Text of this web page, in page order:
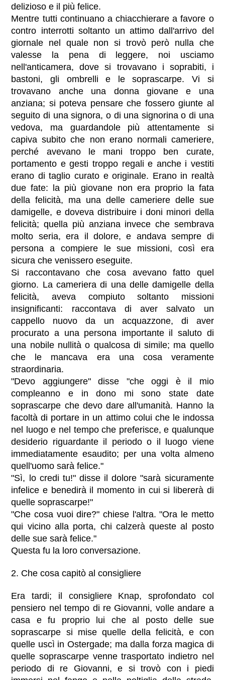
delizioso e il più felice.
Mentre tutti continuano a chiacchierare a favore o
contro interrotti soltanto un attimo dall'arrivo del
giornale nel quale non si trovò però nulla che
valesse la pena di leggere, noi usciamo
nell'anticamera, dove si trovavano i soprabiti, i
bastoni, gli ombrelli e le soprascarpe. Vi si
trovavano anche una donna giovane e una
anziana; si poteva pensare che fossero giunte al
seguito di una signora, o di una signorina o di una
vedova, ma guardandole più attentamente si
capiva subito che non erano normali cameriere,
perché avevano le mani troppo ben curate,
portamento e gesti troppo regali e anche i vestiti
erano di taglio curato e originale. Erano in realtà
due fate: la più giovane non era proprio la fata
della felicità, ma una delle cameriere delle sue
damigelle, e doveva distribuire i doni minori della
felicità; quella più anziana invece che sembrava
molto seria, era il dolore, e andava sempre di
persona a compiere le sue missioni, così era
sicura che venissero eseguite.
Si raccontavano che cosa avevano fatto quel
giorno. La cameriera di una delle damigelle della
felicità, aveva compiuto soltanto missioni
insignificanti: raccontava di aver salvato un
cappello nuovo da un acquazzone, di aver
procurato a una persona importante il saluto di
una nobile nullità o qualcosa di simile; ma quello
che le mancava era una cosa veramente
straordinaria.
"Devo aggiungere" disse "che oggi è il mio
compleanno e in dono mi sono state date
soprascarpe che devo dare all'umanità. Hanno la
facoltà di portare in un attimo colui che le indossa
nel luogo e nel tempo che preferisce, e qualunque
desiderio riguardante il periodo o il luogo viene
immediatamente esaudito; per una volta almeno
quell'uomo sarà felice."
"Sì, lo credi tu!" disse il dolore "sarà sicuramente
infelice e benedirà il momento in cui si libererà di
quelle soprascarpe!"
"Che cosa vuoi dire?" chiese l'altra. "Ora le metto
qui vicino alla porta, chi calzerà queste al posto
delle sue sarà felice."
Questa fu la loro conversazione.
2. Che cosa capitò al consigliere
Era tardi; il consigliere Knap, sprofondato col
pensiero nel tempo di re Giovanni, volle andare a
casa e fu proprio lui che al posto delle sue
soprascarpe si mise quelle della felicità, e con
quelle uscì in Ostergade; ma dalla forza magica di
quelle soprascarpe venne trasportato indietro nel
periodo di re Giovanni, e si trovò con i piedi